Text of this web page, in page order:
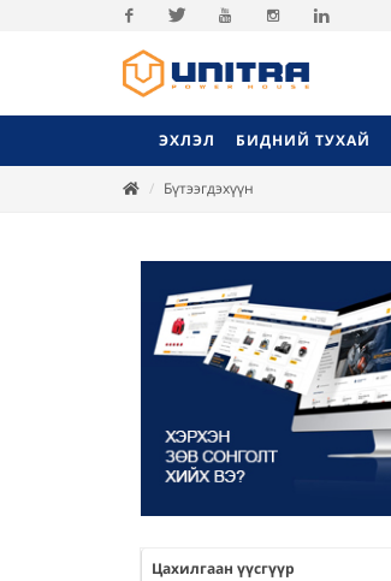
Facebook
ЭХЛЭЛ БИДНИЙ ТУХАЙ
Бүтээгдэхүүн
Цахилгаан үүсгүүр